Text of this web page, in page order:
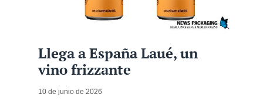
Llega a España Laué, un
vino frizzante
10 de junio de 2026